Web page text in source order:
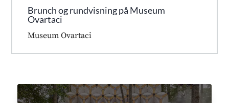
Brunch og rundvisning på Museum
Ovartaci
Museum Ovartaci